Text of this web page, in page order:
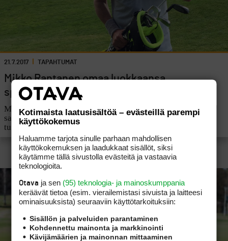
21.7.2017 TAPAHTUMAT
Mikko Rantanen omaa luokkaansa
speedgolfin SM-kilpailuissa
Miesten lyöntipelin SM-kultaa 90-luvun alkupuolella
saavuttanut Rantanen on voittanut kiertueen kaikki
turnaukset tällä kaudella.
Kotimaista laatusisältöä – evästeillä parempi
käyttökokemus
Haluamme tarjota sinulle parhaan mahdollisen
käyttökokemuksen ja laadukkaat sisällöt, siksi
käytämme tällä sivustolla evästeitä ja vastaavia
teknologioita.
Otava ja sen (95) teknologia- ja mainoskumppania
keräävät tietoa (esim. vierailemis­tasi sivuista ja laitteesi
ominaisuuk­sista) seuraaviin käyttötarkoituksiin:
Sisällön ja palveluiden parantaminen
Kohdennettu mainonta ja markkinointi
Kävijämäärien ja mainonnan mittaaminen